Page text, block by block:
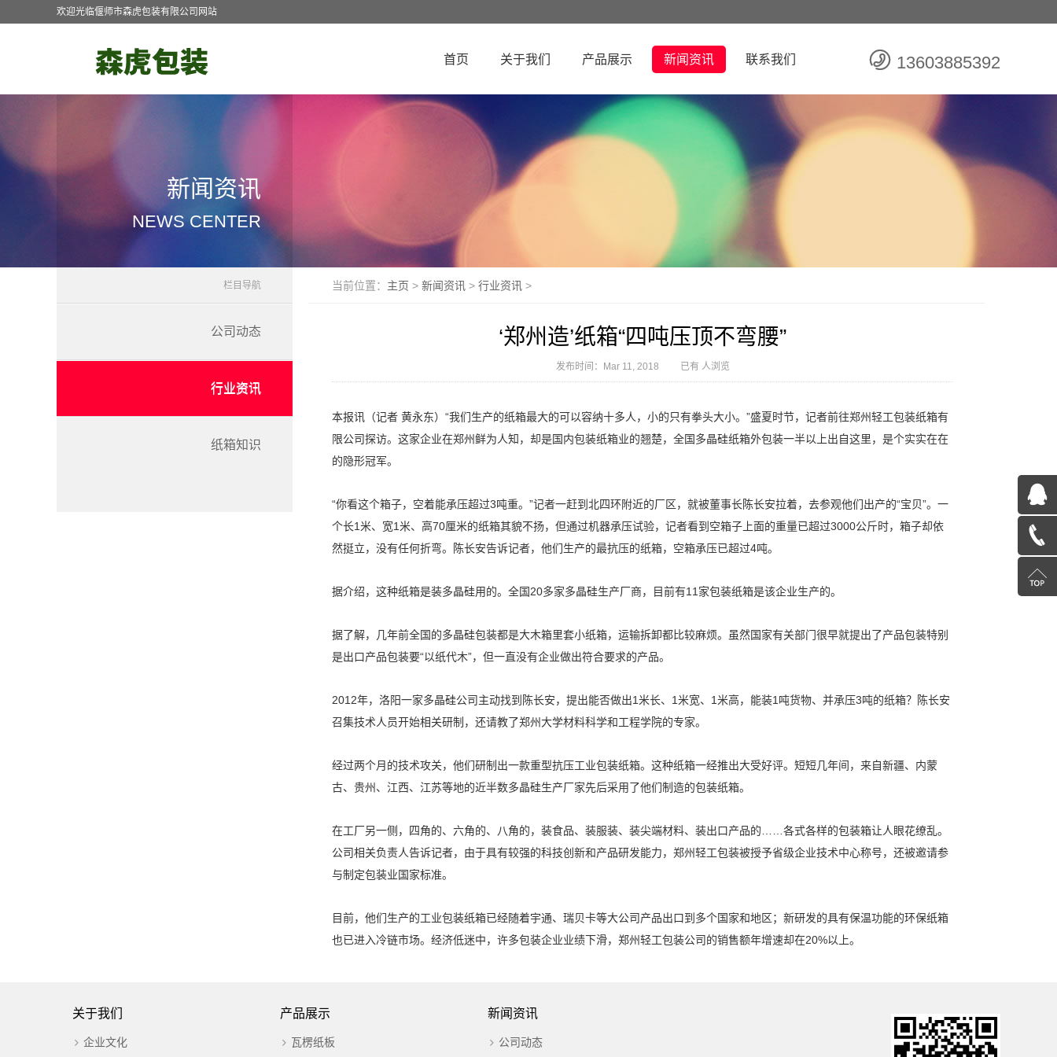
欢迎光临偃师市森虎包装有限公司网站
13603885392
首页 关于我们 产品展示 新闻资讯 联系我们
新闻资讯
NEWS CENTER
栏目导航
公司动态
行业资讯
纸箱知识
当前位置： 主页 > 新闻资讯 > 行业资讯 >
‘郑州造’纸箱“四吨压顶不弯腰”
发布时间：Mar 11, 2018 已有 人浏览
本报讯（记者 黄永东）“我们生产的纸箱最大的可以容纳十多人，小的只有拳头大小。”盛夏时节，记者前往郑州轻工包装纸箱有
限公司探访。这家企业在郑州鲜为人知，却是国内包装纸箱业的翘楚，全国多晶硅纸箱外包装一半以上出自这里，是个实实在在
的隐形冠军。
“你看这个箱子，空着能承压超过3吨重。”记者一赶到北四环附近的厂区，就被董事长陈长安拉着，去参观他们出产的“宝贝”。一
个长1米、宽1米、高70厘米的纸箱其貌不扬，但通过机器承压试验，记者看到空箱子上面的重量已超过3000公斤时，箱子却依
然挺立，没有任何折弯。陈长安告诉记者，他们生产的最抗压的纸箱，空箱承压已超过4吨。
据介绍，这种纸箱是装多晶硅用的。全国20多家多晶硅生产厂商，目前有11家包装纸箱是该企业生产的。
据了解，几年前全国的多晶硅包装都是大木箱里套小纸箱，运输拆卸都比较麻烦。虽然国家有关部门很早就提出了产品包装特别
是出口产品包装要“以纸代木”，但一直没有企业做出符合要求的产品。
2012年，洛阳一家多晶硅公司主动找到陈长安，提出能否做出1米长、1米宽、1米高，能装1吨货物、并承压3吨的纸箱？陈长安
召集技术人员开始相关研制，还请教了郑州大学材料科学和工程学院的专家。
经过两个月的技术攻关，他们研制出一款重型抗压工业包装纸箱。这种纸箱一经推出大受好评。短短几年间，来自新疆、内蒙
古、贵州、江西、江苏等地的近半数多晶硅生产厂家先后采用了他们制造的包装纸箱。
在工厂另一侧，四角的、六角的、八角的，装食品、装服装、装尖端材料、装出口产品的……各式各样的包装箱让人眼花缭乱。
公司相关负责人告诉记者，由于具有较强的科技创新和产品研发能力，郑州轻工包装被授予省级企业技术中心称号，还被邀请参
与制定包装业国家标准。
目前，他们生产的工业包装纸箱已经随着宇通、瑞贝卡等大公司产品出口到多个国家和地区；新研发的具有保温功能的环保纸箱
也已进入冷链市场。经济低迷中，许多包装企业业绩下滑，郑州轻工包装公司的销售额年增速却在20%以上。
关于我们
企业文化
产品展示
瓦楞纸板
新闻资讯
公司动态
13603885392